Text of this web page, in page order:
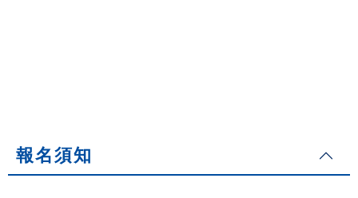
報名須知